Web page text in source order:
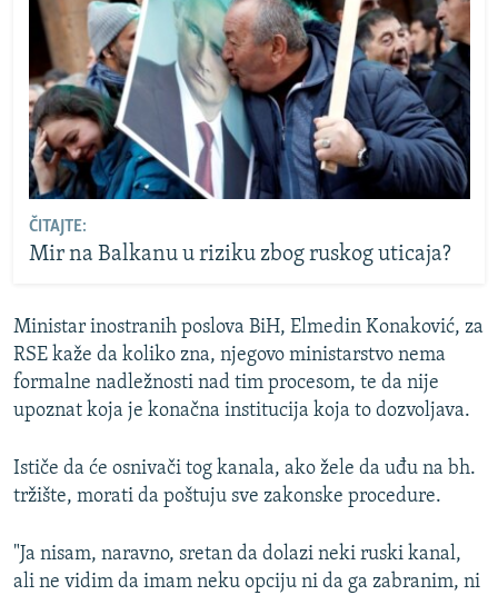
ČITAJTE:
Mir na Balkanu u riziku zbog ruskog uticaja?
Ministar inostranih poslova BiH, Elmedin Konaković, za
RSE kaže da koliko zna, njegovo ministarstvo nema
formalne nadležnosti nad tim procesom, te da nije
upoznat koja je konačna institucija koja to dozvoljava.
Ističe da će osnivači tog kanala, ako žele da uđu na bh.
tržište, morati da poštuju sve zakonske procedure.
"Ja nisam, naravno, sretan da dolazi neki ruski kanal,
ali ne vidim da imam neku opciju ni da ga zabranim, ni